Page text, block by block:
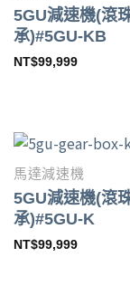
5GU減速機(滾
承)#5GU-KB
NT$99,999
馬達減速機
5GU減速機(滾
承)#5GU-K
NT$99,999